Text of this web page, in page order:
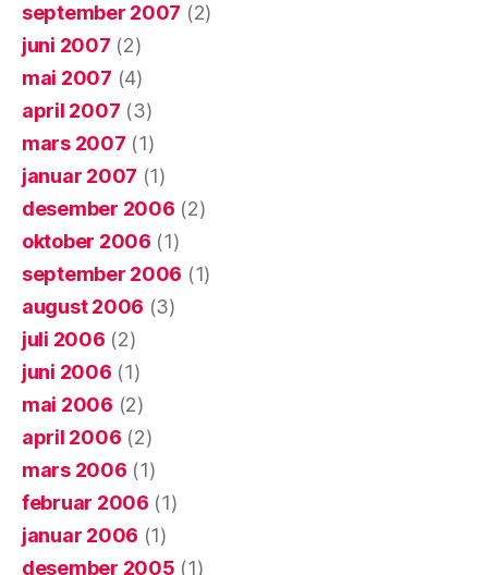
september 2007 (2)
juni 2007 (2)
mai 2007 (4)
april 2007 (3)
mars 2007 (1)
januar 2007 (1)
desember 2006 (2)
oktober 2006 (1)
september 2006 (1)
august 2006 (3)
juli 2006 (2)
juni 2006 (1)
mai 2006 (2)
april 2006 (2)
mars 2006 (1)
februar 2006 (1)
januar 2006 (1)
desember 2005 (1)